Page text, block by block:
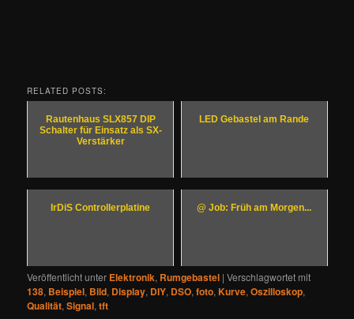
RELATED POSTS:
Rautenhaus SLX857 DIP
Schalter für Einsatz als SX-
Verstärker
LED Gebastel am Rande
IrDiS Controllerplatine @ Job: Früh am Morgen...
Veröffentlicht unter Elektronik, Rumgebastel |Verschlagwortet mit
138, Beispiel, Bild, Display, DIY, DSO,foto,Kurve,Oszilloskop,
Qualität,Signal,tft